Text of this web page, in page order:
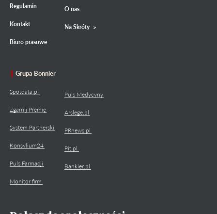
Regulamin
Kontakt
Biuro prasowe
O nas
Na Skróty
Grupa Bonnier
Spotdata.pl
Zgarnij Premię
System Partnerski
Konsylium24
Puls Farmacji
Monitor firm
Puls Medycyny
Arslege.pl
PRnews.pl
Pit.pl
Bankier.pl